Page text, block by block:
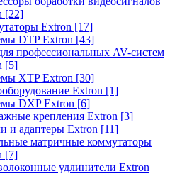
[22]
Extron [17]
DTP Extron [43]
профессиональных AV-систем
[5]
XTP Extron [30]
Extron [1]
DXP Extron [6]
крепления Extron [3]
и адаптеры Extron [11]
матричные коммутаторы
[7]
удлинители Extron